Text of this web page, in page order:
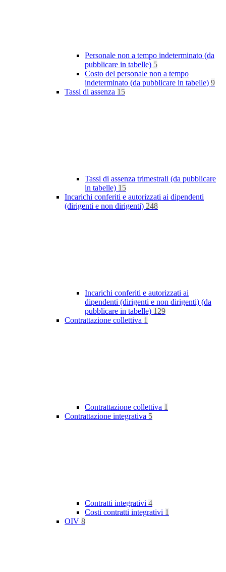
Personale non a tempo indeterminato (da
pubblicare in tabelle) 5
Costo del personale non a tempo
indeterminato (da pubblicare in tabelle) 9
Tassi di assenza 15
Tassi di assenza trimestrali (da pubblicare
in tabelle) 15
Incarichi conferiti e autorizzati ai dipendenti
(dirigenti e non dirigenti) 248
Incarichi conferiti e autorizzati ai
dipendenti (dirigenti e non dirigenti) (da
pubblicare in tabelle) 129
Contrattazione collettiva 1
Contrattazione collettiva 1
Contrattazione integrativa 5
Contratti integrativi 4
Costi contratti integrativi 1
OIV 8